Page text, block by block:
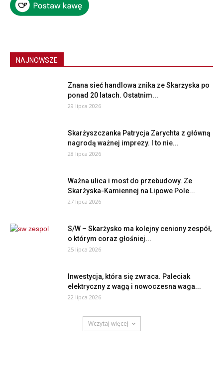
NAJNOWSZE
Znana sieć handlowa znika ze Skarżyska po
ponad 20 latach. Ostatnim...
29 lipca 2026
Skarżyszczanka Patrycja Zarychta z główną
nagrodą ważnej imprezy. I to nie...
28 lipca 2026
Ważna ulica i most do przebudowy. Ze
Skarżyska-Kamiennej na Lipowe Pole...
27 lipca 2026
S/W – Skarżysko ma kolejny ceniony zespół,
o którym coraz głośniej...
25 lipca 2026
Inwestycja, która się zwraca. Paleciak
elektryczny z wagą i nowoczesna waga...
22 lipca 2026
Wczytaj więcej